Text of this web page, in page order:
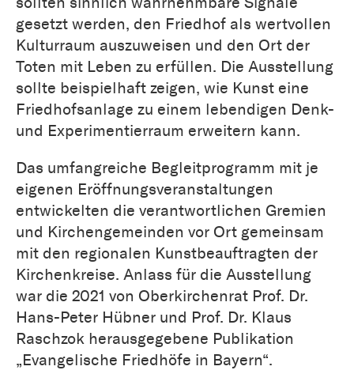
gesetzt werden, den Friedhof als wertvollen
Kulturraum auszuweisen und den Ort der
Toten mit Leben zu erfüllen. Die Ausstellung
sollte beispielhaft zeigen, wie Kunst eine
Friedhofsanlage zu einem lebendigen Denk-
und Experimentierraum erweitern kann.
Das umfangreiche Begleitprogramm mit je
eigenen Eröffnungsveranstaltungen
entwickelten die verantwortlichen Gremien
und Kirchengemeinden vor Ort gemeinsam
mit den regionalen Kunstbeauftragten der
Kirchenkreise. Anlass für die Ausstellung
war die 2021 von Oberkirchenrat Prof. Dr.
Hans-Peter Hübner und Prof. Dr. Klaus
Raschzok herausgegebene Publikation
„Evangelische Friedhöfe in Bayern“.